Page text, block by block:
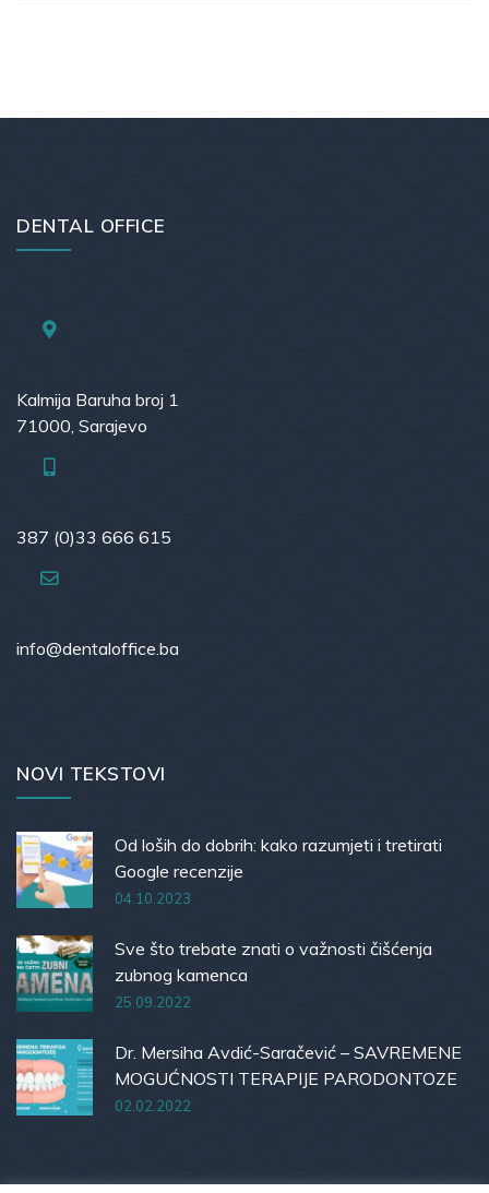
DENTAL OFFICE
Kalmija Baruha broj 1
71000, Sarajevo
387 (0)33 666 615
info@dentaloffice.ba
NOVI TEKSTOVI
Od loših do dobrih: kako razumjeti i tretirati
Google recenzije
04.10.2023
Sve što trebate znati o važnosti čišćenja
zubnog kamenca
25.09.2022
Dr. Mersiha Avdić-Saračević – SAVREMENE
MOGUĆNOSTI TERAPIJE PARODONTOZE
02.02.2022